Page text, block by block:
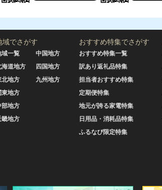
域でさがす
域一覧
海道地方
北地方
東地方
部地方
畿地方
中国地方
四国地方
九州地方
おすすめ特集でさがす
おすすめ特集一覧
訳あり返礼品特集
担当者おすすめ特集
定期便特集
地元が誇る家電特集
日用品・消耗品特集
ふるなび限定特集